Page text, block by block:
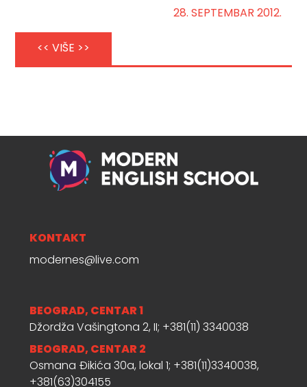
28. SEPTEMBAR 2012.
<< VIŠE >>
KONTAKT
modernes@live.com
BEOGRAD, CENTAR 1
Džordža Vašingtona 2, II; +381(11) 3340038
BEOGRAD, CENTAR 2
Osmana Đikića 30a, lokal 1; +381(11)3340038,
+381(63)304155